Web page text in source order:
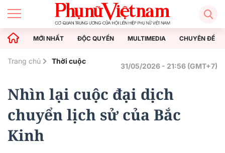
MỚI NHẤT ĐỘC QUYỀN MULTIMEDIA CHUYÊN ĐỀ
Trang chủ Thời cuộc
31/05/2026 - 21:56 (GMT+7)
Nhìn lại cuộc đại dịch
chuyển lịch sử của Bắc
Kinh